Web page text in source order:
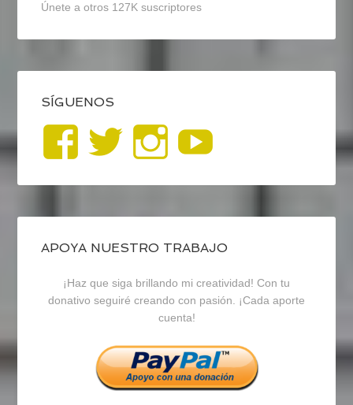
Únete a otros 127K suscriptores
SÍGUENOS
Ver
perfil
de
blogrecursosep
en
Facebook
Ver
perfil
de
recursosep
en
Twitter
Ver
perfil
de
recursosep
en
Instagram
APOYA NUESTRO TRABAJO
¡Haz que siga brillando mi creatividad! Con tu
donativo seguiré creando con pasión. ¡Cada aporte
cuenta!